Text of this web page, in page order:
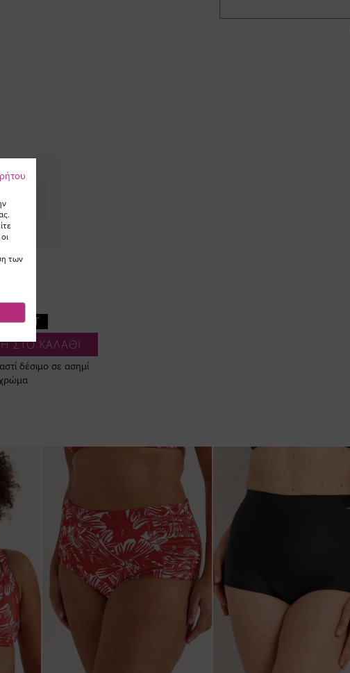
OUT
ΣΤΟ ΚΑΛΑΘΙ
δέσιμο σε ασημί
των